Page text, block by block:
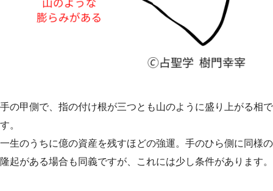
手の甲側で、指の付け根が三つとも山のように盛り上がる相で
す。
一生のうちに億の資産を残すほどの強運。手のひら側に同様の
隆起がある場合も同義ですが、これには少し条件があります。